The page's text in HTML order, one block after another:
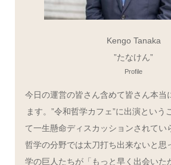
Kengo Tanaka
”たなけん”
Profile
今日の運営の皆さん含めて皆さん本当
ます。”令和哲学カフェ”に出演という
て一生懸命ディスカッションされてい
哲学の分野では太刀打ち出来ないと思
学の巨人たちが「もっと早く出会いた